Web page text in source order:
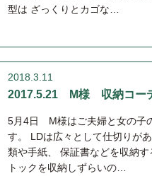
型は ざっくりとカゴな…
2018.3.11
2017.5.21 M様 収納コー
5月4日 M様はご夫婦と女の子
す。 LDは広々として仕切りが
類や手紙、 保証書などを収納
トックを収納しずらいの…